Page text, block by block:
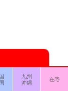
九州
沖縄
在宅